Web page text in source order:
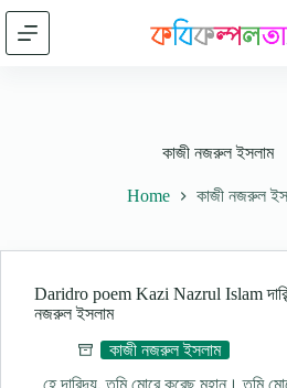
Skip
content
কাজী নজরুল ইসলাম
Home কাজী নজরুল
Daridro poem Kazi Nazrul Islam
নজরুল ইসলাম
কাজী নজরুল ইসলাম
হে দারিদ্র্য, তুমি মোরে করেছ মহান্‌। তুমি